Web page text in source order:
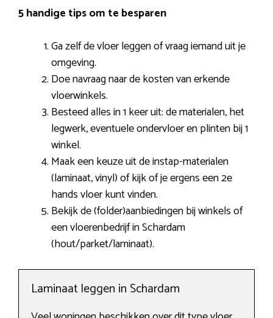
5 handige tips om te besparen
Ga zelf de vloer leggen of vraag iemand uit je
omgeving.
Doe navraag naar de kosten van erkende
vloerwinkels.
Besteed alles in 1 keer uit: de materialen, het
legwerk, eventuele ondervloer en plinten bij 1
winkel.
Maak een keuze uit de instap-materialen
(laminaat, vinyl) of kijk of je ergens een 2e
hands vloer kunt vinden.
Bekijk de (folder)aanbiedingen bij winkels of
een vloerenbedrijf in Schardam
(hout/parket/laminaat).
Laminaat leggen in Schardam